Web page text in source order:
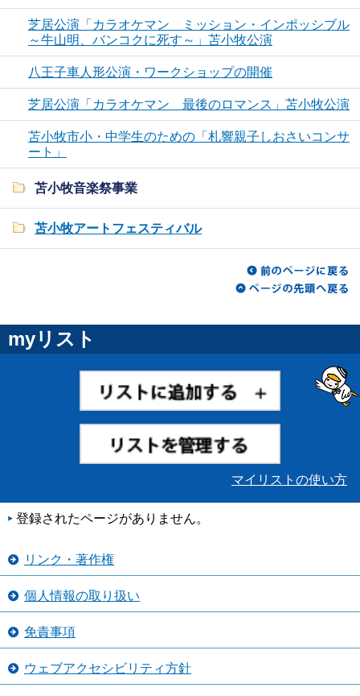
芝居公演「カラオケマン ミッション・インポッシブル
～牛山明、バンコクに死す～」苫小牧公演
八王子車人形公演・ワークショップの開催
芝居公演「カラオケマン 最後のロマンス」苫小牧公演
苫小牧市小・中学生のための「札響親子しおさいコンサ
ート」
苫小牧音楽祭事業
苫小牧アートフェスティバル
myリスト
マイリストの使い方
登録されたページがありません。
リンク・著作権
個人情報の取り扱い
免責事項
ウェブアクセシビリティ方針